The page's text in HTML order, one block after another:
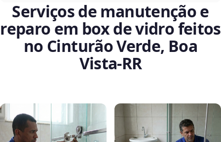
Serviços de manutenção e
reparo em box de vidro feitos
no Cinturão Verde, Boa
Vista‑RR